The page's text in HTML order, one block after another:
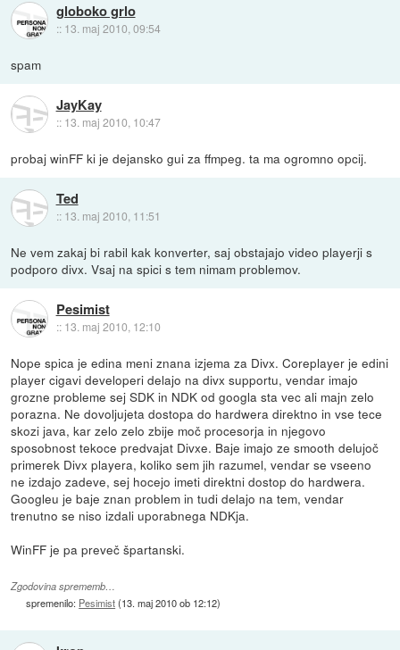
globoko grlo
:: 13. maj 2010, 09:54
spam
JayKay
:: 13. maj 2010, 10:47
probaj winFF ki je dejansko gui za ffmpeg. ta ma ogromno opcij.
Ted
:: 13. maj 2010, 11:51
Ne vem zakaj bi rabil kak konverter, saj obstajajo video playerji s
podporo divx. Vsaj na spici s tem nimam problemov.
Pesimist
:: 13. maj 2010, 12:10
Nope spica je edina meni znana izjema za Divx. Coreplayer je edini
player cigavi developeri delajo na divx supportu, vendar imajo
grozne probleme sej SDK in NDK od googla sta vec ali majn zelo
porazna. Ne dovoljujeta dostopa do hardwera direktno in vse tece
skozi java, kar zelo zelo zbije moč procesorja in njegovo
sposobnost tekoce predvajat Divxe. Baje imajo ze smooth delujoč
primerek Divx playera, koliko sem jih razumel, vendar se vseeno
ne izdajo zadeve, sej hocejo imeti direktni dostop do hardwera.
Googleu je baje znan problem in tudi delajo na tem, vendar
trenutno se niso izdali uporabnega NDKja.
WinFF je pa preveč špartanski.
Zgodovina sprememb…
spremenilo: Pesimist(13. maj 2010 ob 12:12)